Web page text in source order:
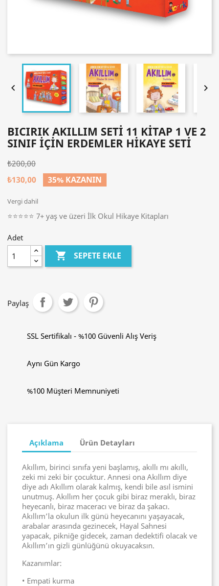
 
BICIRIK AKILLIM SETI 11 KITAP 1 VE 2
SINIF IÇIN ERDEMLER HIKAYE SETI
₺200,00
₺130,00
35% KAZANIN
Vergi dahil
⭐⭐⭐⭐⭐ 7+ yaş ve üzeri İlk Okul Hikaye Kitapları
Adet
 SEPETE EKLE
Paylaş
SSL Sertifikalı - %100 Güvenli Alış Veriş
Aynı Gün Kargo
%100 Müşteri Memnuniyeti
Açıklama Ürün Detayları
Akıllım, birinci sınıfa yeni başlamış, akıllı mı akıllı,
zeki mi zeki bir çocuktur. Annesi ona Akıllım diye
diye adı Akıllım olarak kalmış, kendi bile asıl ismini
unutmuş. Akıllım her çocuk gibi biraz meraklı, biraz
heyecanlı, biraz maceracı ve biraz da şakacı.
Akıllım’la okulun ilk günü heyecanını yaşayacak,
arabalar arasında gezinecek, Hayal Sahnesi
yapacak, pikniğe gidecek, zaman dedektifi olacak ve
Akıllım’ın gizli günlüğünü okuyacaksın.
Kazanımlar:
• Empati kurma